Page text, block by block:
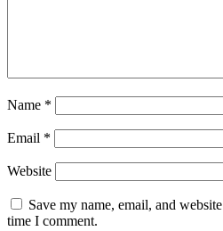
Name *
Email *
Website
Save my name, email, and
time I comment.